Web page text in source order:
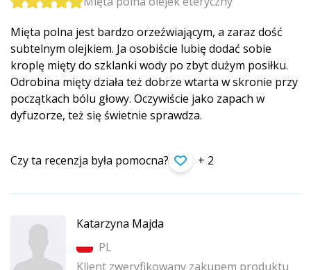
Mięta polna jest bardzo orzeźwiającym, a zaraz dość
subtelnym olejkiem. Ja osobiście lubię dodać sobie
kroplę mięty do szklanki wody po zbyt dużym posiłku.
Odrobina mięty działa też dobrze wtarta w skronie przy
początkach bólu głowy. Oczywiście jako zapach w
dyfuzorze, też się świetnie sprawdza.
Czy ta recenzja była pomocna? + 2
Katarzyna Majda
PL
Klient zweryfikowany zakupem produktu